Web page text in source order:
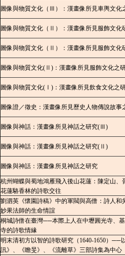
圖像與物質文化（Ⅲ）：漢畫像所見車輿文化
圖像與物質文化（Ⅱ）：漢畫像所見服飾文化
圖像與物質文化（Ⅱ）：漢畫像所見服飾文化
圖像與物質文化(Ⅱ)：漢畫像所見服飾文化之
圖像與物質文化(Ⅰ)：漢畫像所見飲食文化之
圖像證／徵史：漢畫像所見歷史人物傳說故事
圖像與神話：漢畫像所見神話之研究(Ⅲ)
圖像與神話：漢畫像所見神話之研究(Ⅱ)
圖像與神話：漢畫像所見神話之研究
杭州蝴蝶與蜀地鴻雁飛入後山花蓮：陳定山、
花蓮駱香林的詩歌交往
劉泗英《懷園詩稿》中的軍閥與高僧：詩人和
妙果法師的生命情誼
桐城詩僧在臺灣──本際上人在中壢圓光寺、
寺的詩歌情緣
明末清初方以智的詩歌研究（1640-1650）──
訊》、《瞻旻》、《流離草》三部詩集為中心